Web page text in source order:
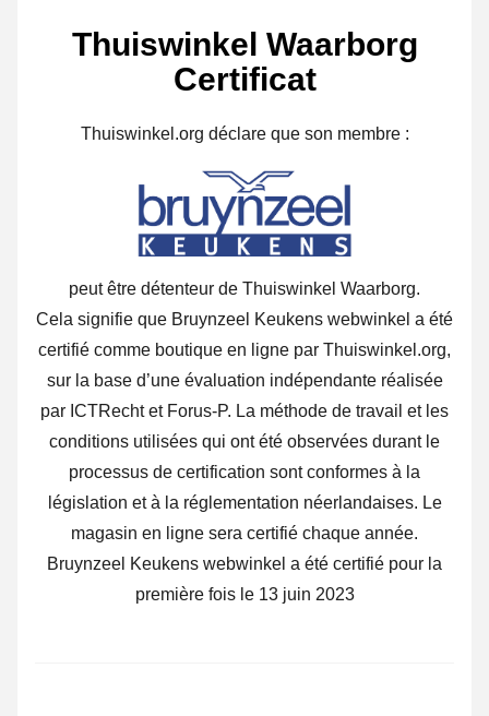
Thuiswinkel Waarborg
Certificat
Thuiswinkel.org déclare que son membre :
peut être détenteur de Thuiswinkel Waarborg.
Cela signifie que Bruynzeel Keukens webwinkel a été
certifié comme boutique en ligne par Thuiswinkel.org,
sur la base d’une évaluation indépendante réalisée
par ICTRecht et Forus-P. La méthode de travail et les
conditions utilisées qui ont été observées durant le
processus de certification sont conformes à la
législation et à la réglementation néerlandaises. Le
magasin en ligne sera certifié chaque année.
Bruynzeel Keukens webwinkel a été certifié pour la
première fois le 13 juin 2023